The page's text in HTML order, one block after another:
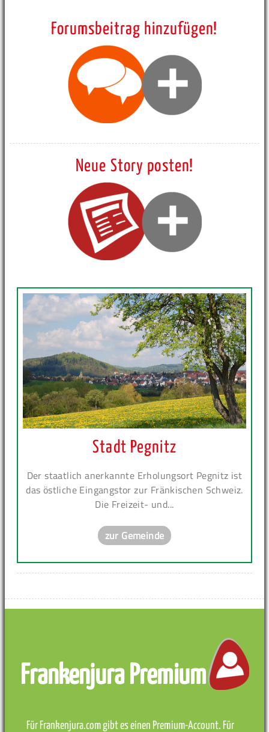
Forumsbeitrag hinzufügen!
Neue Story posten!
Stadt Pegnitz
Der staatlich anerkannte Erholungsort Pegnitz ist
das östliche Eingangstor zur Fränkischen Schweiz.
Die Freizeit- und...
zur Gemeinde
Frankenjura Premium
Für Frankenjura.com gibt es einen Premium-Account. Für